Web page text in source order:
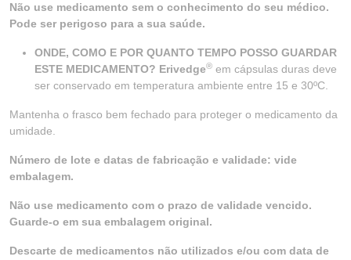
Não use medicamento sem o conhecimento do seu médico.
Pode ser perigoso para a sua saúde.
ONDE, COMO E POR QUANTO TEMPO POSSO GUARDAR
ESTE MEDICAMENTO? Erivedge® em cápsulas duras deve
ser conservado em temperatura ambiente entre 15 e 30ºC.
Mantenha o frasco bem fechado para proteger o medicamento da
umidade.
Número de lote e datas de fabricação e validade: vide
embalagem.
Não use medicamento com o prazo de validade vencido.
Guarde-o em sua embalagem original.
Descarte de medicamentos não utilizados e/ou com data de